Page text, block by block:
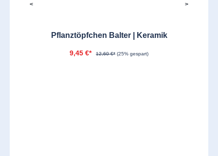
< >
Pflanztöpfchen Balter | Keramik
9,45 €* 12,60 €* (25% gespart)